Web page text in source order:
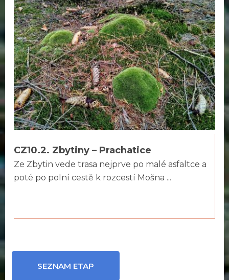
CZ10.2. Zbytiny – Prachatice
Ze Zbytin vede trasa nejprve po malé asfaltce a
poté po polní cestě k rozcestí Mošna ...
SEZNAM ETAP